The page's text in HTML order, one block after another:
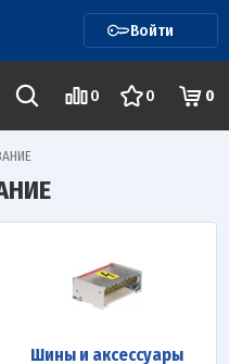
Войти
0 0 0
Шины и аксессуары